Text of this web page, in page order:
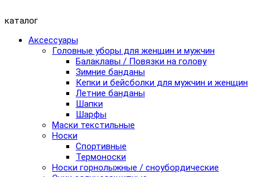
каталог
Аксессуары
Головные уборы для женщин и мужчин
Балаклавы / Повязки на голову
Зимние банданы
Кепки и бейсболки для мужчин и женщин
Летние банданы
Шапки
Шарфы
Маски текстильные
Носки
Спортивные
Термоноски
Носки горнолыжные / сноубордические